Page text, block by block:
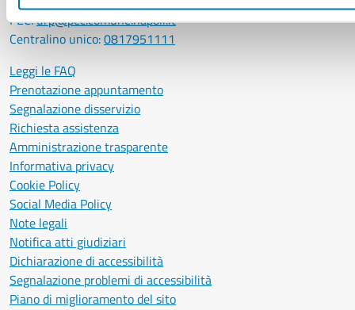
PEC:urp@pec.comune.napoli.it
Centralino unico:0817951111
Leggi le FAQ
Prenotazione appuntamento
Segnalazione disservizio
Richiesta assistenza
Amministrazione trasparente
Informativa privacy
Cookie Policy
Social Media Policy
Note legali
Notifica atti giudiziari
Dichiarazione di accessibilità
Segnalazione problemi di accessibilità
Piano di miglioramento del sito